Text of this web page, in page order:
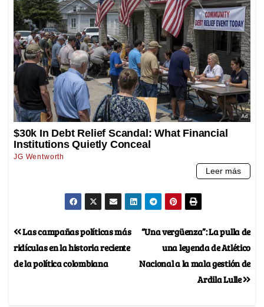
“Una vergüenza”: La pulla de
una leyenda de Atlético
Nacional a la mala gestión de
Ardila Lulle
Las campañas políticas más
ridículas en la historia reciente
de la política colombiana